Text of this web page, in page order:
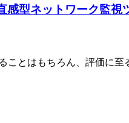
感型ネットワーク監視
ことはもちろん、評価に至